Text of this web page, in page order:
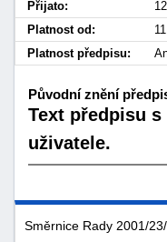
Přijato:
Platnost od:
Platnost předpisu:
Původní znění
Text předpisu
uživatele.
Směrnice Rady 2001/